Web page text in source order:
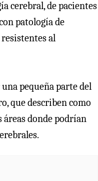
cerebral, de pacientes
patología de
al
pequeña parte del
que describen como
áreas donde podrían